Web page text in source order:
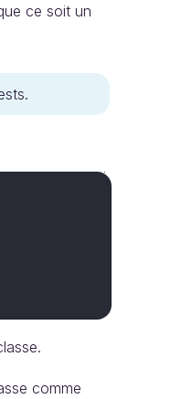
ce soit un
comme